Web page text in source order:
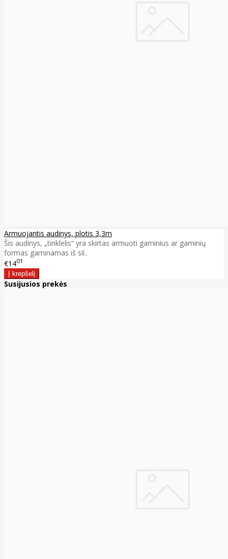
Armuojantis audinys, plotis 3,3m
Šis audinys, „tinklelis“ yra skirtas armuoti gaminius ar gaminių
formas gaminamas iš sil..
€1401
Susijusios prekės